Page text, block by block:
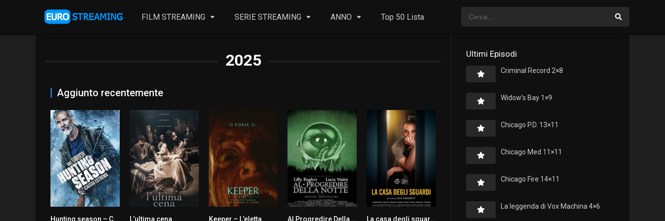
FILM STREAMING SERIE STREAMING ANNO Top 50 Lista
2025
Aggiunto recentemente
Hunting season – Caccia estrema L’ultima cena Keeper – L’eletta Al Progredire Della Notte La casa degli sguardi
Ultimi Episodi
Criminal Record 2×8
Widow’s Bay 1×9
Chicago P.D. 13×11
Chicago Med 11×11
Chicago Fire 14×11
La leggenda di Vox Machina 4×6